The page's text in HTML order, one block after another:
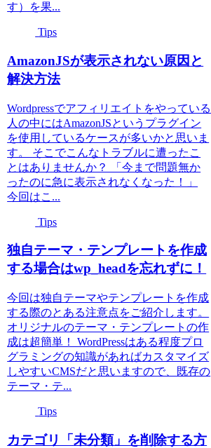
す）を果...
Tips
AmazonJSが表示されない原因と
解決方法
Wordpressでアフィリエイトをやっている
人の中にはAmazonJSというプラグイン
を使用しているケースが多いかと思いま
す。 そこでこんなトラブルに遭ったこ
とはありませんか？ 「今まで問題無か
ったのに急に表示されなくなった！」
今回はこ...
Tips
独自テーマ・テンプレートを作成
する場合はwp_headを忘れずに！
今回は独自テーマやテンプレートを作成
する際のとある注意点をご紹介します。
オリジナルのテーマ・テンプレートの作
成は超簡単！ WordPressはある程度プロ
グラミングの知識があればカスタマイズ
しやすいCMSだと思いますので、既存の
テーマ・テ...
Tips
カテゴリ「未分類」を削除する方